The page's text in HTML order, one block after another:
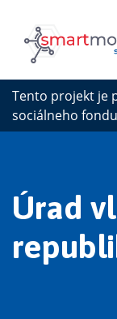
Tento projekt je
sociálneho fondu
Úrad